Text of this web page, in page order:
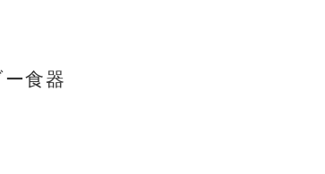
食器